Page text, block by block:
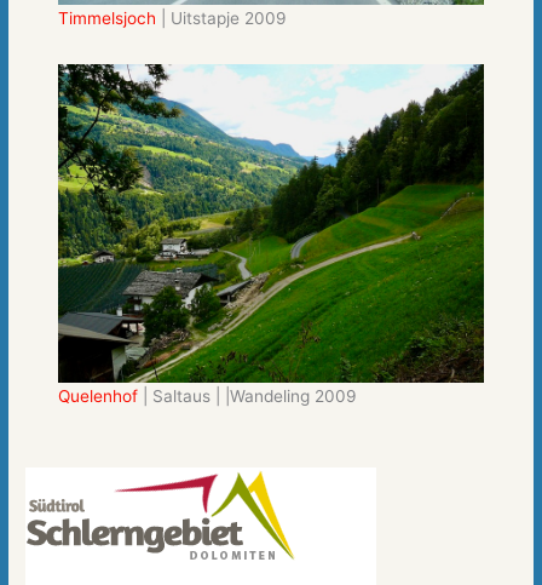
Timmelsjoch | Uitstapje 2009
Quelenhof | Saltaus | |Wandeling 2009